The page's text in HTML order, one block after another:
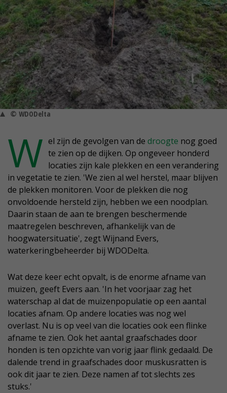
© WDODelta
W el zijn de gevolgen van de droogte nog goed
te zien op de dijken. Op ongeveer honderd
locaties zijn kale plekken en een verandering
in vegetatie te zien. 'We zien al wel herstel, maar blijven
de plekken monitoren. Voor de plekken die nog
onvoldoende hersteld zijn, hebben we een noodplan.
Daarin staan de aan te brengen beschermende
maatregelen beschreven, afhankelijk van de
hoogwatersituatie', zegt Wijnand Evers,
waterkeringbeheerder bij WDODelta.
Wat deze keer echt opvalt, is de enorme afname van
muizen, geeft Evers aan. 'In het voorjaar zag het
waterschap al dat de muizenpopulatie op een aantal
locaties afnam. Op andere locaties was nog wel
overlast. Nu is op veel van die locaties ook een flinke
afname te zien. Ook het aantal graafschades door
honden is ten opzichte van vorig jaar flink gedaald. De
dalende trend in graafschades door muskusratten is
ook dit jaar te zien. Deze namen af tot slechts zes
stuks.'